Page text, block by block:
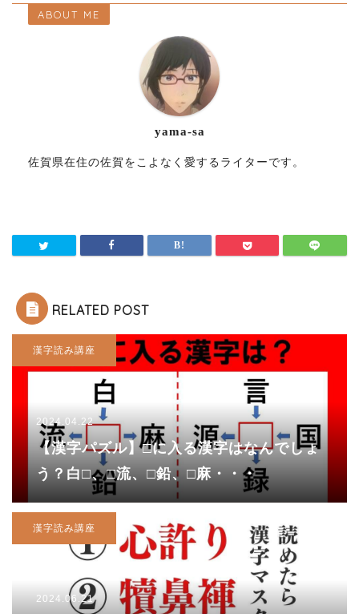
ABOUT ME
yama-sa
佐賀県在住の佐賀をこよなく愛するライターです。
RELATED POST
漢字読み講座
2024.04.22
【漢字パズル】□に入る漢字はなんでしょ
う？白□、□流、□鉛、□麻・・・
漢字読み講座
2024.06.21